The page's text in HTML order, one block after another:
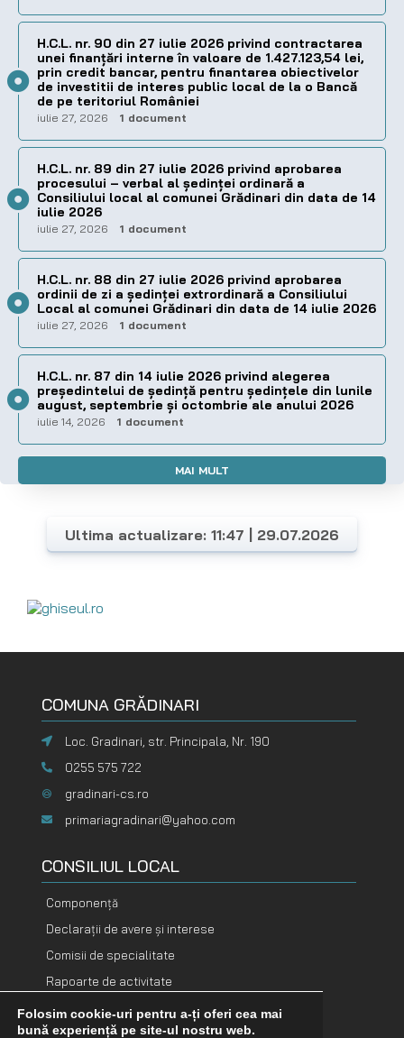
H.C.L. nr. 90 din 27 iulie 2026 privind contractarea
unei finanțări interne în valoare de 1.427.123,54 lei,
prin credit bancar, pentru finantarea obiectivelor
de investitii de interes public local de la o Bancă
de pe teritoriul României
iulie 27, 2026 1 document
H.C.L. nr. 89 din 27 iulie 2026 privind aprobarea
procesului – verbal al şedinţei ordinară a
Consiliului local al comunei Grădinari din data de 14
iulie 2026
iulie 27, 2026 1 document
H.C.L. nr. 88 din 27 iulie 2026 privind aprobarea
ordinii de zi a şedinţei extrordinară a Consiliului
Local al comunei Grădinari din data de 14 iulie 2026
iulie 27, 2026 1 document
H.C.L. nr. 87 din 14 iulie 2026 privind alegerea
preşedintelui de şedinţă pentru ședințele din lunile
august, septembrie și octombrie ale anului 2026
iulie 14, 2026 1 document
MAI MULT
Ultima actualizare: 11:47 | 29.07.2026
COMUNA GRĂDINARI
Loc. Gradinari, str. Principala, Nr. 190
0255 575 722
gradinari-cs.ro
primariagradinari@yahoo.com
CONSILIUL LOCAL
Componență
Declarații de avere și interese
Comisii de specialitate
Rapoarte de activitate
DOCUMENTE DOCUMENTE
Folosim cookie-uri pentru a-ți oferi cea mai
bună experiență pe site-ul nostru web.